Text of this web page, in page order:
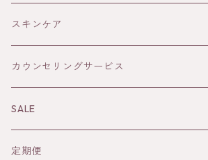
THE AUTHENTIC HONEY
メープルシロップ
土
風
水
スキンケア
オイル
Sun&Earth 日焼けどめ
蒸留水
カウンセリングサービス
SALE
定期便